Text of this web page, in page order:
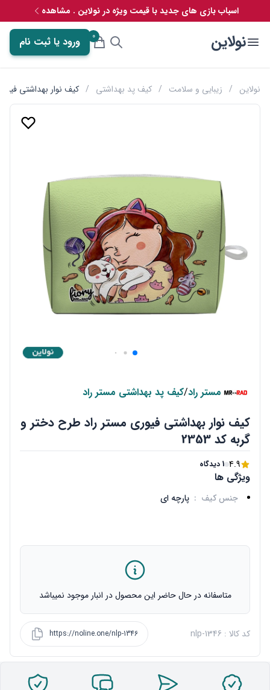
اسباب بازی های جدید با قیمت ویژه در نولاین . مشاهده
نولاین 0 ورود یا ثبت نام
نولاین / زیبایی و سلامت / کیف پد بهداشتی / کیف نوار بهداشتی
مستر راد/کیف پد بهداشتی مستر راد
کیف نوار بهداشتی فیوری مستر راد طرح دختر و
گربه کد 2353
4.9 1 دیدگاه
ویژگی ها
جنس کیف : پارچه ای
متاسفانه در حال حاضر این محصول در انبار موجود نمیباشد
کد کالا : nlp-1346 https://noline.one/nlp-1346